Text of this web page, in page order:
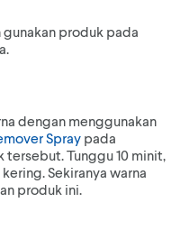
gunakan produk pada
dengan menggunakan
Spray pada
Tunggu 10 minit,
Sekiranya warna
produk ini.